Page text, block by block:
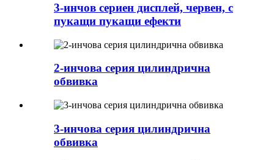
3-инчов сериен дисплей, червен, с
пукащи пукащи ефекти
2-инчова серия цилиндрична
обвивка
3-инчова серия цилиндрична
обвивка